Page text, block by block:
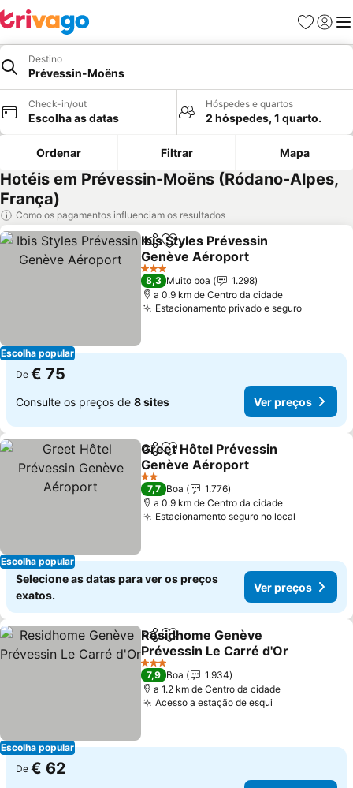
Favoritos
Iniciar
Destino
Prévessin-Moëns
Check-in/out
Escolha as datas
Hóspedes e quartos
2 hóspedes, 1 quarto.
Ordenar Filtrar Mapa
Hotéis em Prévessin-Moëns (Ródano-Alpes,
França)
Como os pagamentos influenciam os resultados
Escolha popular
PartilharAdicionar aos favoritos
Ibis Styles Prévessin
Genève Aéroport
Ver preços
3 Estrelas
8,3 Muito boa
1.298
a 0.9 km de Centro da cidade
Estacionamento privado e seguroVer
De € 75
Consulte os preços de 8 sites Ver preços
Escolha popular
PartilharAdicionar aos favoritos
Greet Hôtel Prévessin
Genève Aéroport
Ver preços
2 Estrelas
7,7 Boa
1.776
a 0.9 km de Centro da cidade
Estacionamento seguro no local
Selecione as datas para ver os preços
exatos.
Ver preços
Escolha popular
PartilharAdicionar aos favoritos
Residhome Genève
Prévessin Le Carré d'Or
Ver preços
3 Estrelas
7,9 Boa
1.934
a 1.2 km de Centro da cidade
Acesso a estação de esqui
De € 62